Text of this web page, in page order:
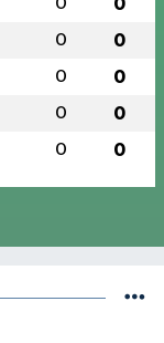
0 0
0 0
0 0
0 0